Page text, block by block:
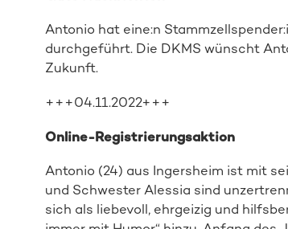
Antonio hat eine:n
durchgeführt. Die DKMS wünscht
Zukunft.
+++04.11.2022+++
Online-Registrierungsaktion
Antonio (24) aus Ingersheim ist mit
und Schwester Alessia sind
sich als liebevoll, ehrgeizig und